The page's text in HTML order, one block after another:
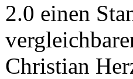
2.0 einen
Christian